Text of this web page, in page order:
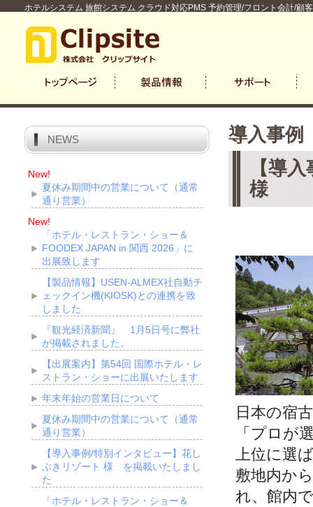
ホテルシステム 旅館システム クラウド対応PMS 予約管理/フロント会計/顧
導入事例
【導
様
日本の宿
「プロが
上位に選
敷地内か
れ、館内
NEWS
New!
夏休み期間中の営業について（通常
通り営業）
New!
「ホテル・レストラン・ショー＆
FOODEX JAPAN in 関西 2026」に
出展致します
【製品情報】USEN-ALMEX社自動チ
ェックイン機(KIOSK)との連携を致
しました
『観光経済新聞』 1月5日号に弊社
が掲載されました。
【出展案内】第54回 国際ホテル・レ
ストラン・ショーに出展いたします
年末年始の営業日について
夏休み期間中の営業について（通常
通り営業）
【導入事例/特別インタビュー】花し
ぶきリゾート 様 を掲載いたしまし
た
「ホテル・レストラン・ショー＆